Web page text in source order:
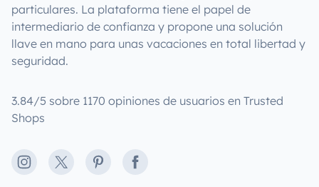
particulares. La plataforma tiene el papel de
intermediario de confianza y propone una solución
llave en mano para unas vacaciones en total libertad y
seguridad.
3.84/5 sobre 1170 opiniones de usuarios en Trusted
Shops
Instagram
X PinterestFacebook